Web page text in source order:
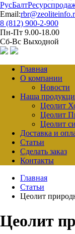
РусБалтРесурс
Email:
8 (812) 900-2-900
Пн-Пт 9.00-18.00
Сб-Вс Выходной
Главная
О компании
Новости
Наша
Цеолит
Цеолит
Цеолит
Доставка и
Статьи
Сделать заказ
Контакты
Главная
Статьи
Цеолит
Цеолит